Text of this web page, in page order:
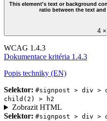
This element's text or background
ratio between the text
4 ×
WCAG 1.4.3
Dokumentace kritéria 1.4.3
Popis techniky (EN)
Selektor: #signpost > div
child(2) > h2
Zobrazit HTML
Selektor: #signpost > div